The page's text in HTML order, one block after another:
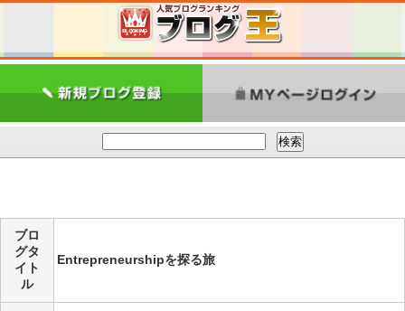
ブロ
グタ
イト
ル
Entrepreneurshipを探る旅